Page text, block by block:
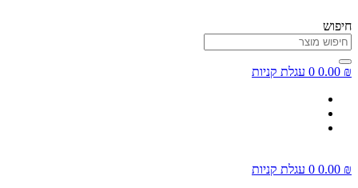
חיפוש
0.00 ₪
0 עגלת קניות
0.00 ₪
0 עגלת קניות